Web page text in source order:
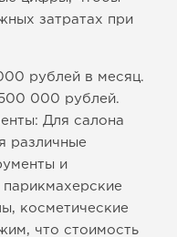
затратах при
рублей в месяц.
000 рублей.
Для салона
различные
и
косметические
что стоимость